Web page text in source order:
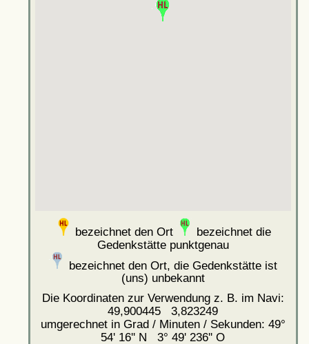
bezeichnet den Ort
bezeichnet die
Gedenkstätte punktgenau
bezeichnet den Ort, die Gedenkstätte ist
(uns) unbekannt
Die Koordinaten zur Verwendung z. B. im Navi:
49,900445 3,823249
umgerechnet in Grad / Minuten / Sekunden: 49°
54' 16'' N 3° 49' 236'' O